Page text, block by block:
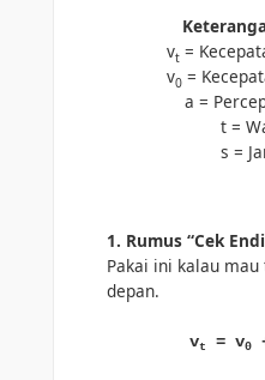
vt =
v0 =
a =
t =
s =
1. Rumus “Cek
Pakai ini kalau
depan.
vt = v0